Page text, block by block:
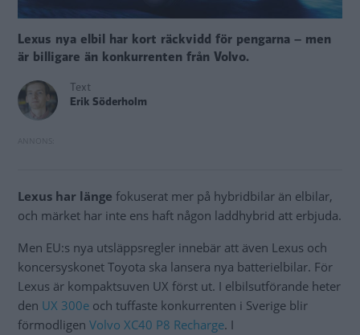
Lexus nya elbil har kort räckvidd för pengarna – men
är billigare än konkurrenten från Volvo.
Text
Erik Söderholm
Lexus har länge fokuserat mer på hybridbilar än elbilar,
och märket har inte ens haft någon laddhybrid att erbjuda.
Men EU:s nya utsläppsregler innebär att även Lexus och
koncersyskonet Toyota ska lansera nya batterielbilar. För
Lexus är kompaktsuven UX först ut. I elbilsutförande heter
den UX 300e och tuffaste konkurrenten i Sverige blir
förmodligen Volvo XC40 P8 Recharge. I